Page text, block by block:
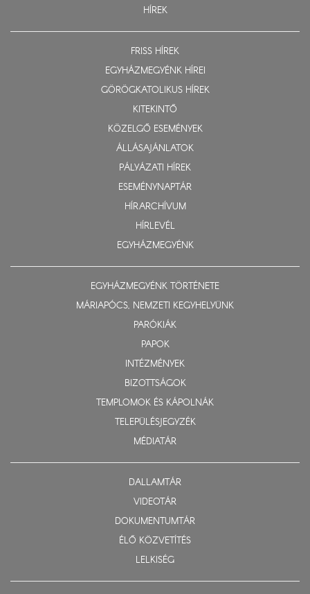
HÍREK
FRISS HÍREK
EGYHÁZMEGYÉNK HÍREI
GÖRÖGKATOLIKUS HÍREK
KITEKINTŐ
KÖZELGŐ ESEMÉNYEK
ÁLLÁSAJÁNLATOK
PÁLYÁZATI HÍREK
ESEMÉNYNAPTÁR
HÍRARCHÍVUM
HÍRLEVÉL
EGYHÁZMEGYÉNK
EGYHÁZMEGYÉNK TÖRTÉNETE
MÁRIAPÓCS, NEMZETI KEGYHELYÜNK
PARÓKIÁK
PAPOK
INTÉZMÉNYEK
BIZOTTSÁGOK
TEMPLOMOK ÉS KÁPOLNÁK
TELEPÜLÉSJEGYZÉK
MÉDIATÁR
DALLAMTÁR
VIDEOTÁR
DOKUMENTUMTÁR
ÉLŐ KÖZVETÍTÉS
LELKISÉG